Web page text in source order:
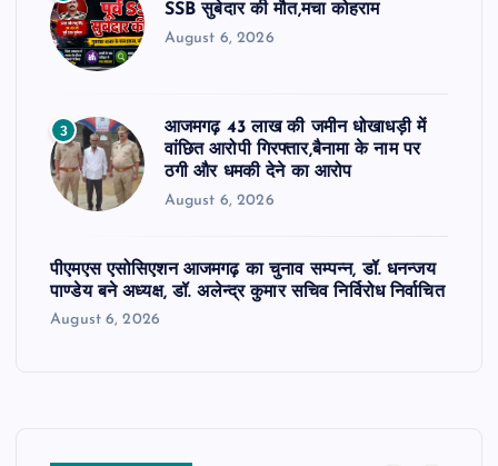
SSB सुबेदार की मौत,मचा कोहराम
August 6, 2026
3
आजमगढ़ 43 लाख की जमीन धोखाधड़ी में
वांछित आरोपी गिरफ्तार,बैनामा के नाम पर
ठगी और धमकी देने का आरोप
August 6, 2026
पीएमएस एसोसिएशन आजमगढ़ का चुनाव सम्पन्न, डॉ. धनन्जय
पाण्डेय बने अध्यक्ष, डॉ. अलेन्द्र कुमार सचिव निर्विरोध निर्वाचित
August 6, 2026